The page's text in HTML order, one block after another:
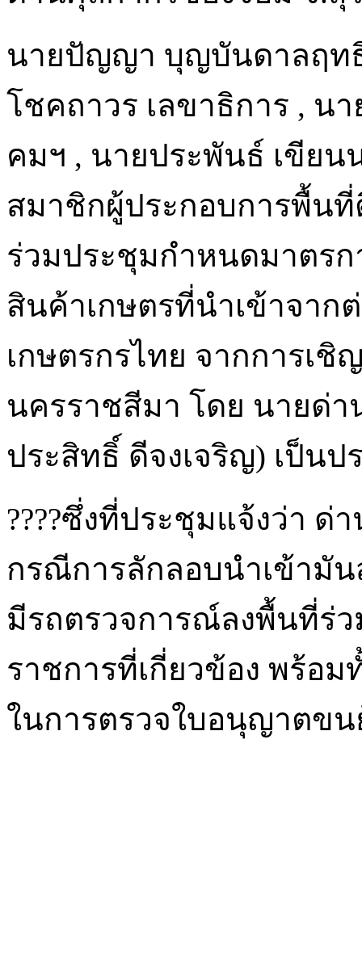
นายปัญญา บุญบันดาลฤท
โชคถาวร เลขาธิการ , น
คมฯ , นายประพันธ์ เขีย
สมาชิกผู้ประกอบการพื้น
ร่วมประชุมกำหนดมาตร
สินค้าเกษตรที่นำเข้าจาก
เกษตรกรไทย จากการเ
นครราชสีมา โดย นายด่
ประสิทธิ์ ดีจงเจริญ) เป็น
????ซึ่งที่ประชุมแจ้งว่า ด่
กรณีการลักลอบนำเข้ามัน
มีรถตรวจการณ์ลงพื้นที่ร่
ราชการที่เกี่ยวข้อง พร้อ
ในการตรวจใบอนุญาตข